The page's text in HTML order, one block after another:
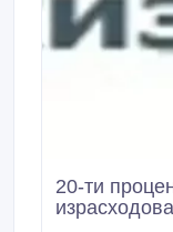
20-ти